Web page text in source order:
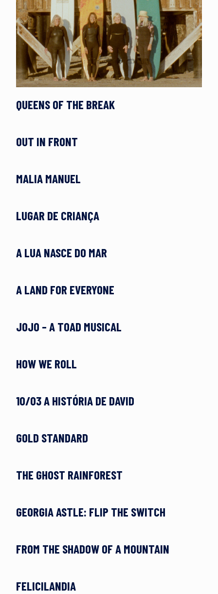
QUEENS OF THE BREAK
OUT IN FRONT
MALIA MANUEL
LUGAR DE CRIANÇA
A LUA NASCE DO MAR
A LAND FOR EVERYONE
JOJO – A TOAD MUSICAL
HOW WE ROLL
10/03 A HISTÓRIA DE DAVID
GOLD STANDARD
THE GHOST RAINFOREST
GEORGIA ASTLE: FLIP THE SWITCH
FROM THE SHADOW OF A MOUNTAIN
FELICILANDIA